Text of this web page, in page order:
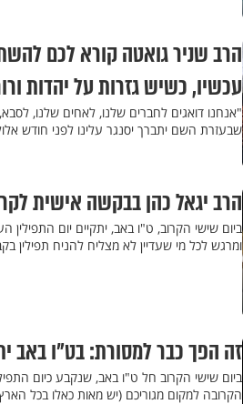
הרב שניר גואטה קורא לכם
עכשיו, כשיש גזרות על יהדות
"אנחנו דואגים לחברים שלנו, לאחים שלנו,
שבעזרת השם יתברך יסנגר עלינו לפני חודש
הרב יגאל כהן בבקשה אישית
ביום שישי הקרוב, ט"ו באב, יתקיים יום
ומרגש לכל מי שעדיין לא מצליח להניח תפילין
זה הפך כבר למסורת: בט"ו באב
ביום שישי הקרוב חל ט"ו באב, שנקבע כיום
הקרובה למקום מגוריכם (יש מאות כאלו בכל